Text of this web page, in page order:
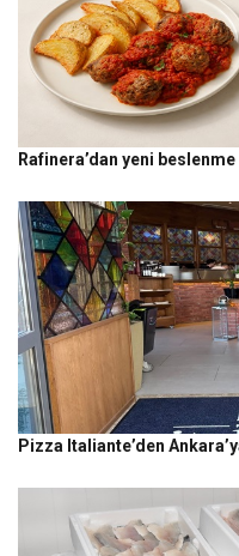
Rafinera’dan yeni
Pizza Italiante’den